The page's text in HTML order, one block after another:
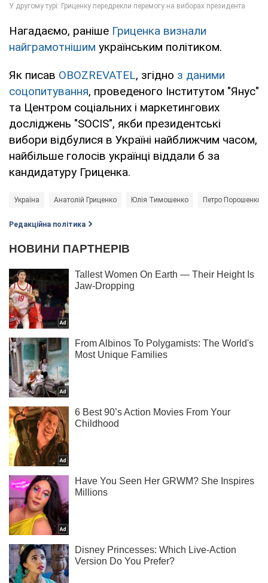
Нагадаємо, раніше Гриценка визнали
найграмотнішим українським політиком.
Як писав OBOZREVATEL, згідно з даними
соцопитування, проведеного Інститутом "Янус"
та Центром соціальних і маркетингових
досліджень "SOCIS", якби президентські
вибори відбулися в Україні найближчим часом,
найбільше голосів українці віддали б за
кандидатуру Гриценка.
Україна Анатолій Гриценко Юлія Тимошенко Петро Порошенко
Редакційна політика